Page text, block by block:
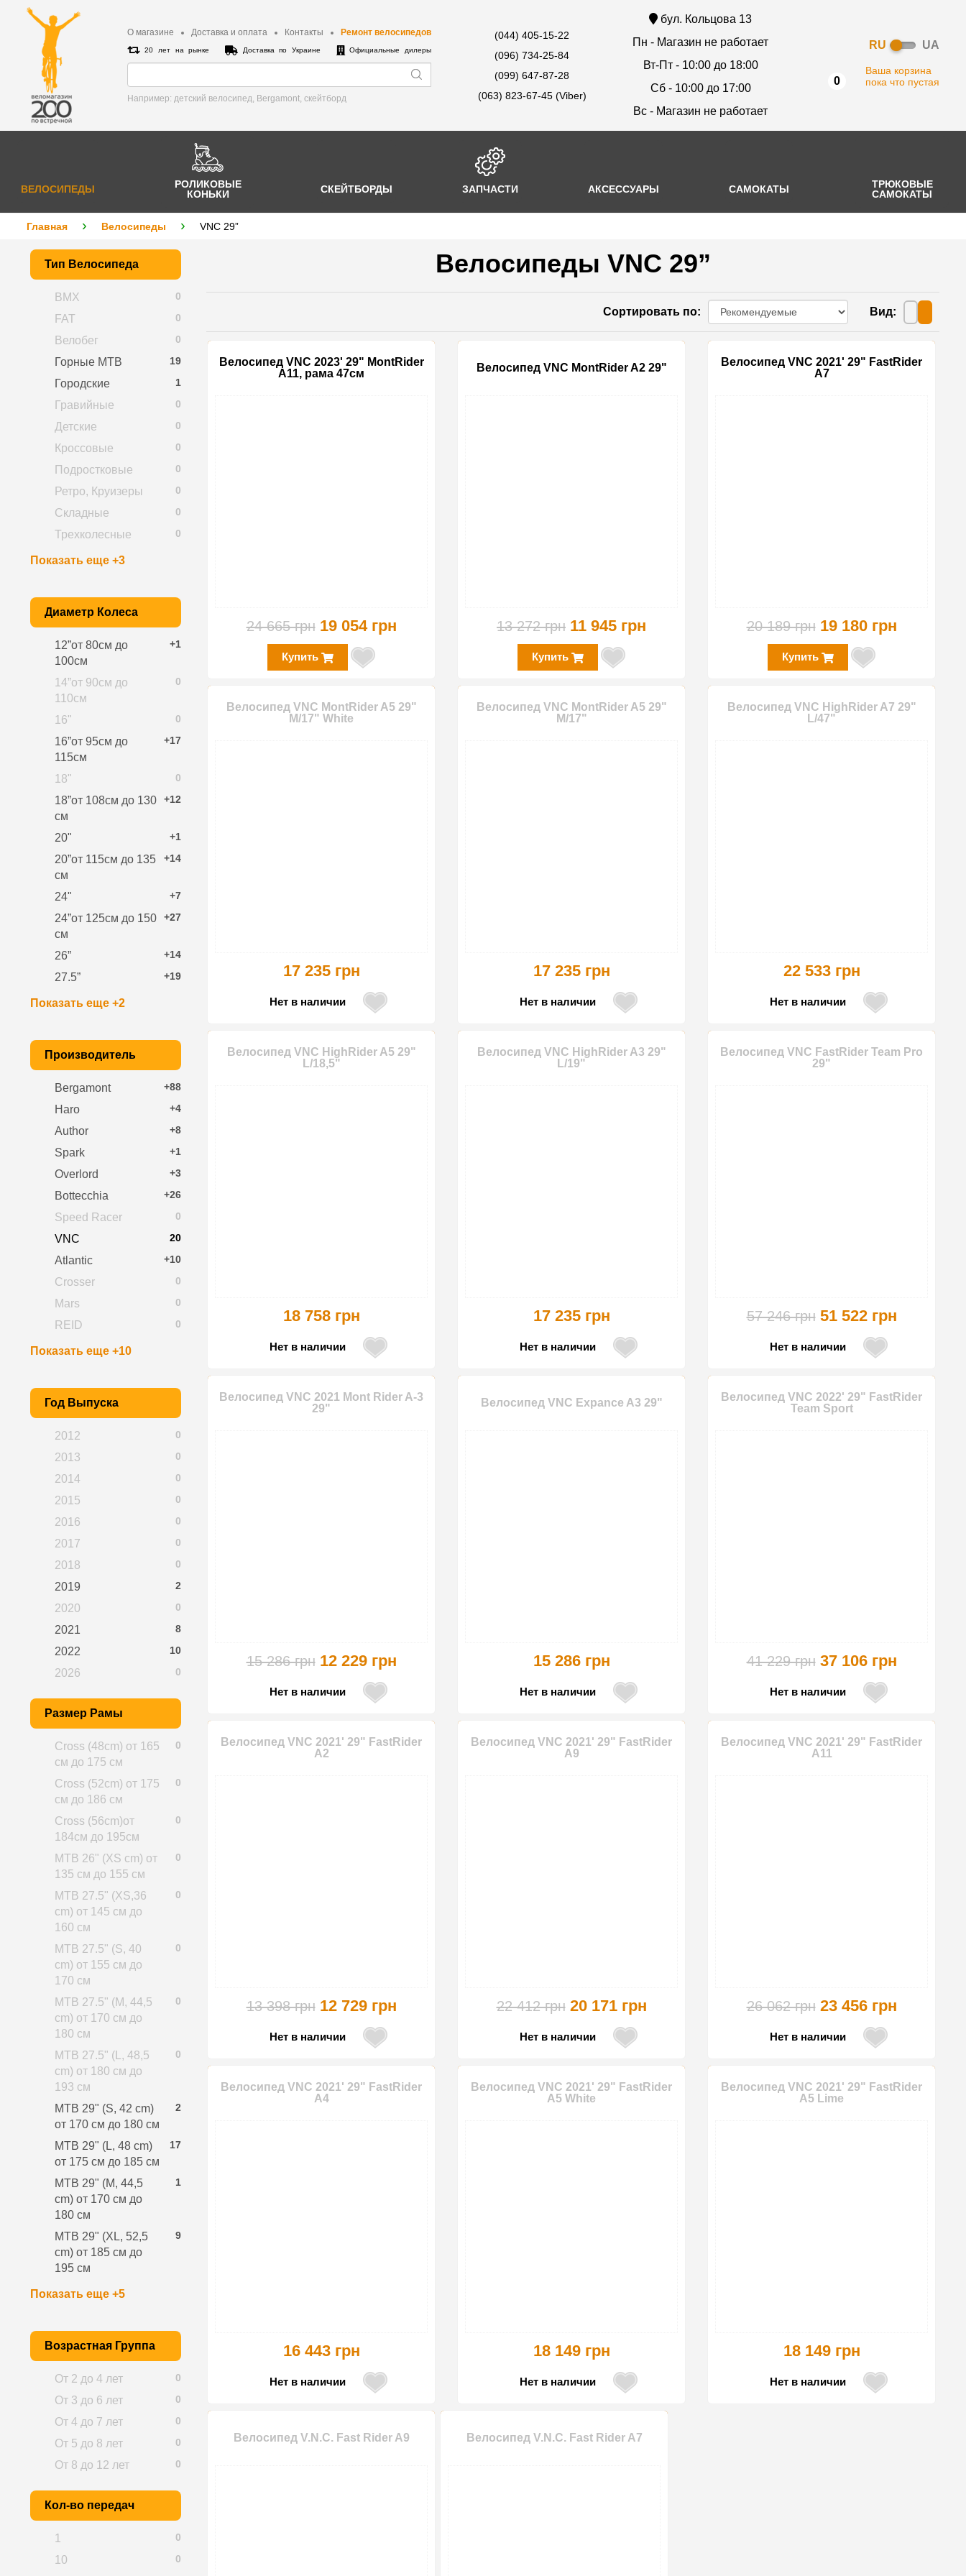
О магазине Доставка и оплата Контакты Ремонт велосипедов
20 лет на рынке Доставка по Украине Официальные дилеры
Например: детский велосипед, Bergamont, cкейтборд
(044) 405-15-22
(096) 734-25-84
(099) 647-87-28
(063) 823-67-45 (Viber)
бул. Кольцова 13
Пн - Магазин не работает
Вт-Пт - 10:00 до 18:00
Сб - 10:00 до 17:00
Вс - Магазин не работает
RU UA
0
Ваша корзина
пока что пустая
ВЕЛОСИПЕДЫ
РОЛИКОВЫЕ
КОНЬКИ
СКЕЙТБОРДЫ ЗАПЧАСТИ АКСЕССУАРЫ САМОКАТЫ
ТРЮКОВЫЕ
САМОКАТЫ
Главная Велосипеды VNC 29”
Велосипеды VNC 29”
Сортировать по: Вид:
Велосипед VNC 2023' 29" MontRider
A11, рама 47см
24 665 грн 19 054 грн
Купить
Велосипед VNC MontRider A2 29"
13 272 грн 11 945 грн
Купить
Велосипед VNC 2021' 29" FastRider
A7
20 189 грн 19 180 грн
Купить
Велосипед VNC MontRider A5 29"
M/17" White
17 235 грн
Нет в наличии
Велосипед VNC MontRider A5 29"
M/17"
17 235 грн
Нет в наличии
Велосипед VNC HighRider A7 29"
L/47"
22 533 грн
Нет в наличии
Велосипед VNC HighRider A5 29"
L/18,5"
18 758 грн
Нет в наличии
Велосипед VNC HighRider A3 29"
L/19"
17 235 грн
Нет в наличии
Велосипед VNC FastRider Team Pro
29"
57 246 грн 51 522 грн
Нет в наличии
Велосипед VNC 2021 Mont Rider A-3
29"
15 286 грн 12 229 грн
Нет в наличии
Велосипед VNC Expance A3 29"
15 286 грн
Нет в наличии
Велосипед VNC 2022' 29" FastRider
Team Sport
41 229 грн 37 106 грн
Нет в наличии
Велосипед VNC 2021' 29" FastRider
A2
13 398 грн 12 729 грн
Нет в наличии
Велосипед VNC 2021' 29" FastRider
A9
22 412 грн 20 171 грн
Нет в наличии
Велосипед VNC 2021' 29" FastRider
A11
26 062 грн 23 456 грн
Нет в наличии
Велосипед VNC 2021' 29" FastRider
A4
16 443 грн
Нет в наличии
Велосипед VNC 2021' 29" FastRider
A5 White
18 149 грн
Нет в наличии
Велосипед VNC 2021' 29" FastRider
A5 Lime
18 149 грн
Нет в наличии
Велосипед V.N.C. Fast Rider A9 Велосипед V.N.C. Fast Rider A7
Тип Велосипеда
0
BMX
0
FAT
0
Велобег
19
Горные MTB
1
Городские
0
Гравийные
0
Детские
0
Кроссовые
0
Подростковые
0
Ретро, Круизеры
0
Складные
0
Трехколесные
Показать еще +3
Диаметр Колеса
+1
12”от 80см до
100см
0
14”от 90см до
110см
0
16"
+17
16”от 95см до
115см
0
18"
+12
18”от 108см до 130
см
+1
20"
+14
20”от 115см до 135
см
+7
24"
+27
24”от 125см до 150
см
+14
26”
+19
27.5”
Показать еще +2
Производитель
+88
Bergamont
+4
Haro
+8
Author
+1
Spark
+3
Overlord
+26
Bottecchia
0
Speed Racer
20
VNC
+10
Atlantic
0
Crosser
0
Mars
0
REID
Показать еще +10
Год Выпуска
0
2012
0
2013
0
2014
0
2015
0
2016
0
2017
0
2018
2
2019
0
2020
8
2021
10
2022
0
2026
Размер Рамы
0
Cross (48cm) от 165
см до 175 см
0
Cross (52cm) от 175
см до 186 см
0
Cross (56cm)от
184см до 195см
0
MTB 26" (XS cm) от
135 см до 155 см
0
MTB 27.5" (XS,36
cm) от 145 см до
160 см
0
MTB 27.5" (S, 40
cm) от 155 см до
170 см
0
MTB 27.5" (M, 44,5
cm) от 170 см до
180 см
0
MTB 27.5" (L, 48,5
cm) от 180 см до
193 см
2
MTB 29" (S, 42 cm)
от 170 см до 180 см
17
MTB 29" (L, 48 cm)
от 175 см до 185 см
1
MTB 29" (M, 44,5
cm) от 170 см до
180 см
9
MTB 29" (XL, 52,5
cm) от 185 см до
195 см
Показать еще +5
Возрастная Группа
0
От 2 до 4 лет
0
От 3 до 6 лет
0
От 4 до 7 лет
0
От 5 до 8 лет
0
От 8 до 12 лет
Кол-во передач
0
1
0
10